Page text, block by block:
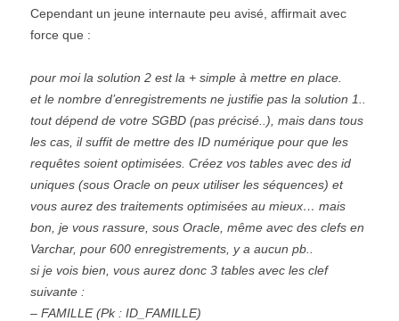
Cependant un jeune internaute peu avisé, affirmait avec
force que :
pour moi la solution 2 est la + simple à mettre en place.
et le nombre d’enregistrements ne justifie pas la solution 1..
tout dépend de votre SGBD (pas précisé..), mais dans tous
les cas, il suffit de mettre des ID numérique pour que les
requêtes soient optimisées. Créez vos tables avec des id
uniques (sous Oracle on peux utiliser les séquences) et
vous aurez des traitements optimisées au mieux… mais
bon, je vous rassure, sous Oracle, même avec des clefs en
Varchar, pour 600 enregistrements, y a aucun pb..
si je vois bien, vous aurez donc 3 tables avec les clef
suivante :
– FAMILLE (Pk : ID_FAMILLE)